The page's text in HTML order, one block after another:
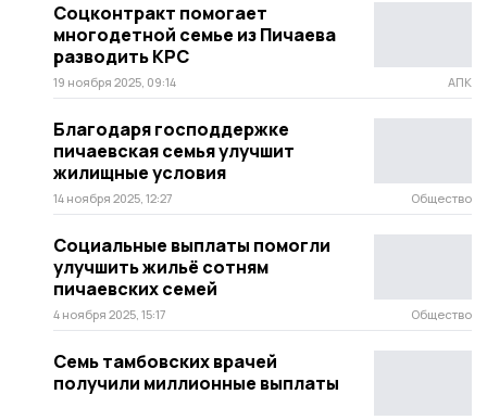
Соцконтракт помогает
многодетной семье из Пичаева
разводить КРС
19 ноября 2025, 09:14 АПК
Благодаря господдержке
пичаевская семья улучшит
жилищные условия
14 ноября 2025, 12:27 Общество
Социальные выплаты помогли
улучшить жильё сотням
пичаевских семей
4 ноября 2025, 15:17 Общество
Семь тамбовских врачей
получили миллионные выплаты